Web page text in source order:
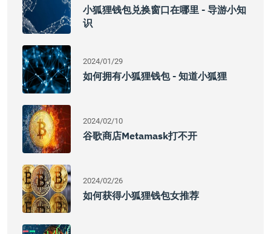
小狐狸钱包兑换窗口在哪里 - 导游小知
识
2024/01/29
如何拥有小狐狸钱包 - 知道小狐狸
2024/02/10
谷歌商店metamask打不开
2024/02/26
如何获得小狐狸钱包女推荐